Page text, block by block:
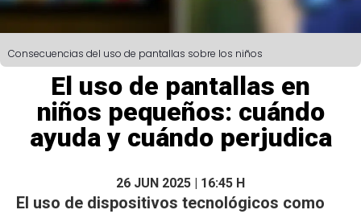
Consecuencias del uso de pantallas sobre los niños
El uso de pantallas en
niños pequeños: cuándo
ayuda y cuándo perjudica
26 JUN 2025 | 16:45 H
El uso de dispositivos tecnológicos como